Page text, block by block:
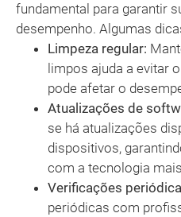
fundamental para garantir
desempenho. Algumas
Limpeza regular:
limpos ajuda a evitar
pode afetar o
Atualizações de
se há atualizações
dispositivos,
com a tecnologia
Verificações
periódicas com